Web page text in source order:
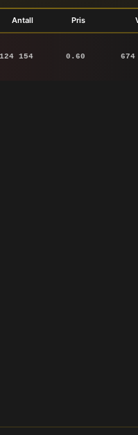
Antall Pris
154 0.60 674